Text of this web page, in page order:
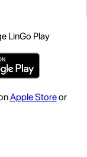
LinGo Play
Apple Storeor